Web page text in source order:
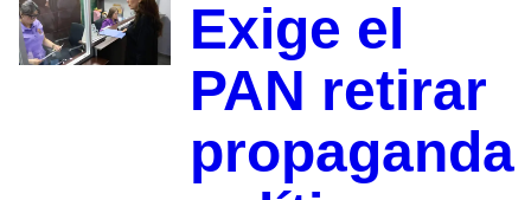
Exige el
PAN retirar
propaganda